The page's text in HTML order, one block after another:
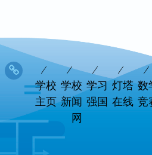
学校
主页
学校
新闻
网
学习
强国
灯塔
在线
数
竞